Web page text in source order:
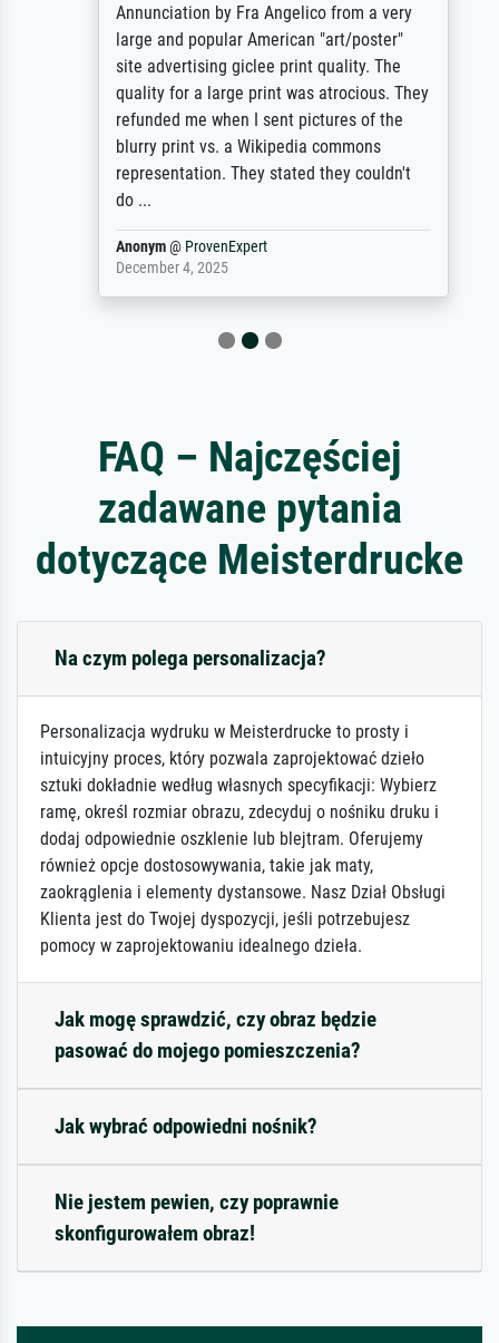
Annunciation by Fra Angelico from a very
large and popular American "art/poster"
site advertising giclee print quality. The
quality for a large print was atrocious. They
refunded me when I sent pictures of the
blurry print vs. a Wikipedia commons
representation. They stated they couldn't
do ...
Anonym@ProvenExpert
December 4, 2025
FAQ – Najczęściej
zadawane pytania
dotyczące Meisterdrucke
Na czym polega personalizacja?
Personalizacja wydruku w Meisterdrucke to prosty i
intuicyjny proces, który pozwala zaprojektować dzieło
sztuki dokładnie według własnych specyfikacji: Wybierz
ramę, określ rozmiar obrazu, zdecyduj o nośniku druku i
dodaj odpowiednie oszklenie lub blejtram. Oferujemy
również opcje dostosowywania, takie jak maty,
zaokrąglenia i elementy dystansowe. Nasz Dział Obsługi
Klienta jest do Twojej dyspozycji, jeśli potrzebujesz
pomocy w zaprojektowaniu idealnego dzieła.
Jak mogę sprawdzić, czy obraz będzie
pasować do mojego pomieszczenia?
Jak wybrać odpowiedni nośnik?
Nie jestem pewien, czy poprawnie
skonfigurowałem obraz!